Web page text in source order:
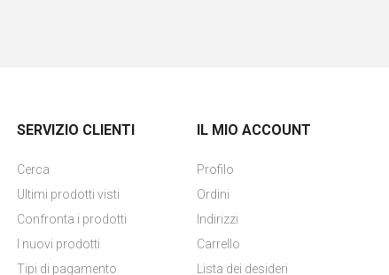
SERVIZIO CLIENTI
Cerca
Ultimi prodotti visti
Confronta i prodotti
I nuovi prodotti
Tipi di pagamento
IL MIO ACCOUNT
Profilo
Ordini
Indirizzi
Carrello
Lista dei desideri